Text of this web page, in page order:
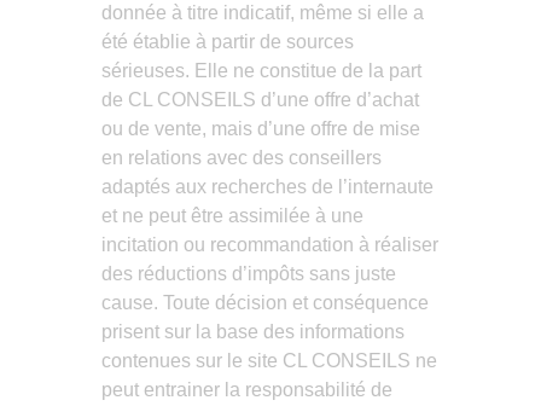
donnée à titre indicatif, même si elle a
été établie à partir de sources
sérieuses. Elle ne constitue de la part
de CL CONSEILS d’une offre d’achat
ou de vente, mais d’une offre de mise
en relations avec des conseillers
adaptés aux recherches de l’internaute
et ne peut être assimilée à une
incitation ou recommandation à réaliser
des réductions d’impôts sans juste
cause. Toute décision et conséquence
prisent sur la base des informations
contenues sur le site CL CONSEILS ne
peut entrainer la responsabilité de